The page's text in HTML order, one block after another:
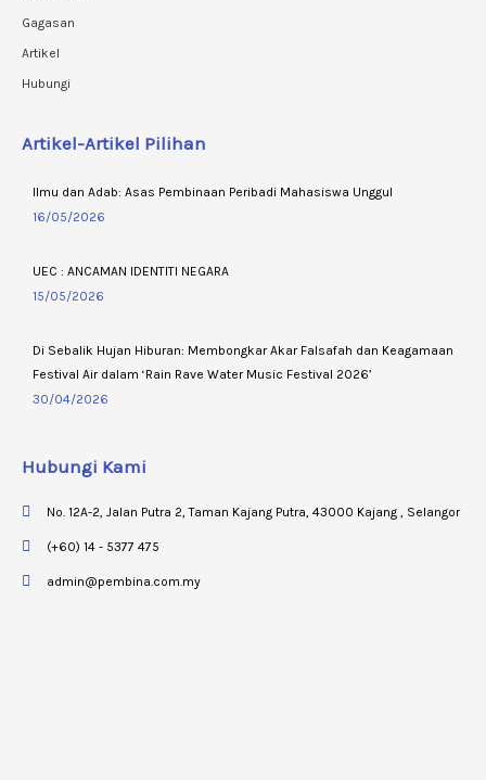
Gagasan
Artikel
Hubungi
Artikel-Artikel Pilihan
Ilmu dan Adab: Asas Pembinaan Peribadi Mahasiswa Unggul
16/05/2026
UEC : ANCAMAN IDENTITI NEGARA
15/05/2026
Di Sebalik Hujan Hiburan: Membongkar Akar Falsafah dan Keagamaan
Festival Air dalam ‘Rain Rave Water Music Festival 2026’
30/04/2026
Hubungi Kami
No. 12A-2, Jalan Putra 2, Taman Kajang Putra, 43000 Kajang , Selangor
(+60) 14 - 5377 475
admin@pembina.com.my